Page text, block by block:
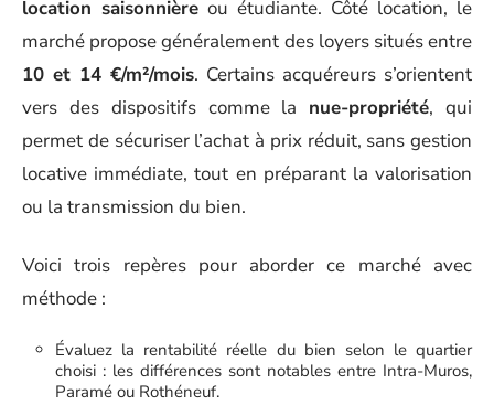
location saisonnière ou étudiante. Côté location, le
marché propose généralement des loyers situés entre
10 et 14 €/m²/mois. Certains acquéreurs s’orientent
vers des dispositifs comme la nue-propriété, qui
permet de sécuriser l’achat à prix réduit, sans gestion
locative immédiate, tout en préparant la valorisation
ou la transmission du bien.
Voici trois repères pour aborder ce marché avec
méthode :
Évaluez la rentabilité réelle du bien selon le quartier
choisi : les différences sont notables entre Intra-Muros,
Paramé ou Rothéneuf.